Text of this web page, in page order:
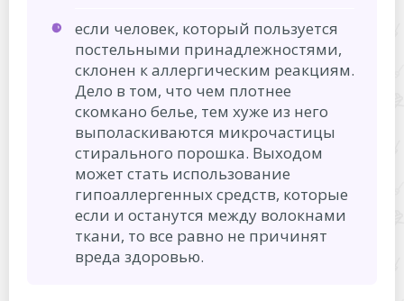
если человек, который пользуется
постельными принадлежностями,
склонен к аллергическим реакциям.
Дело в том, что чем плотнее
скомкано белье, тем хуже из него
выполаскиваются микрочастицы
стирального порошка. Выходом
может стать использование
гипоаллергенных средств, которые
если и останутся между волокнами
ткани, то все равно не причинят
вреда здоровью.